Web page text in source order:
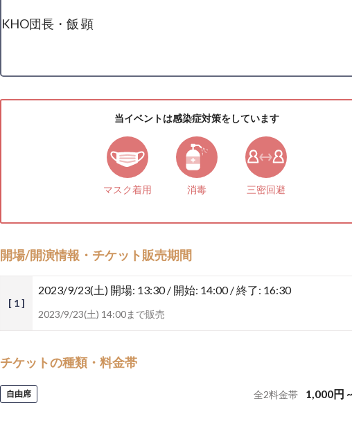
KHO団長・飯 顕
当イベントは感染症対策をしています
マスク着用 消毒 三密回避
開場/開演情報・チケット販売期間
[ 1 ]
2023/9/23(土) 開場: 13:30 / 開始: 14:00 / 終了: 16:30
2023/9/23(土) 14:00まで販売
チケットの種類・料金帯
自由席 全2料金帯 1,000円 ~